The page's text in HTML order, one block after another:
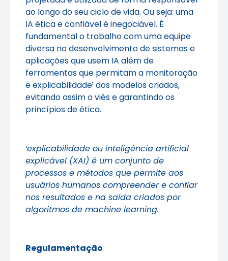
ao longo do seu ciclo de vida. Ou seja: uma
IA ética e confiável é inegociável. É
fundamental o trabalho com uma equipe
diversa no desenvolvimento de sistemas e
aplicações que usem IA além de
ferramentas que permitam a monitoração
e explicabilidade¹ dos modelos criados,
evitando assim o viés e garantindo os
princípios de ética.
¹explicabilidade ou inteligência artificial
explicável (XAI) é um conjunto de
processos e métodos que permite aos
usuários humanos compreender e confiar
nos resultados e na saída criados por
algoritmos de machine learning.
Regulamentação